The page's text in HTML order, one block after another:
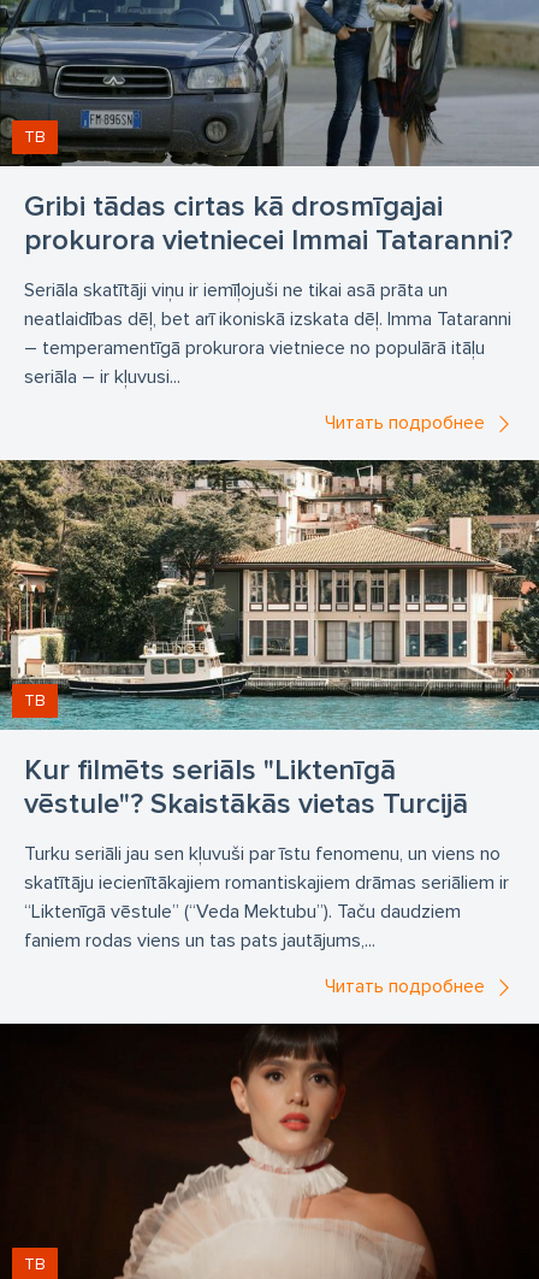
Gribi tādas cirtas kā drosmīgajai
prokurora vietniecei Immai Tataranni?
ТВ
Seriāla skatītāji viņu ir iemīļojuši ne tikai asā prāta un
neatlaidības dēļ, bet arī ikoniskā izskata dēļ. Imma Tataranni
– temperamentīgā prokurora vietniece no populārā itāļu
seriāla – ir kļuvusi...
Читать подробнее
Kur filmēts seriāls "Liktenīgā
vēstule"? Skaistākās vietas Turcijā
ТВ
Turku seriāli jau sen kļuvuši par īstu fenomenu, un viens no
skatītāju iecienītākajiem romantiskajiem drāmas seriāliem ir
“Liktenīgā vēstule” (“Veda Mektubu”). Taču daudziem
faniem rodas viens un tas pats jautājums,...
Читать подробнее
ТВ